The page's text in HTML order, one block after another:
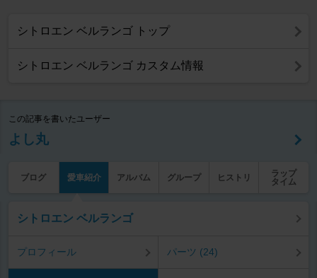
シトロエン ベルランゴ トップ
シトロエン ベルランゴ カスタム情報
この記事を書いたユーザー
よし丸
ブログ 愛車紹介 アルバム グループ ヒストリ
ラップ
タイム
シトロエン ベルランゴ
プロフィール パーツ (24)